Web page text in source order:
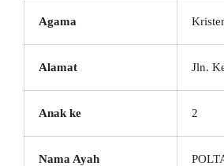
Agama
Alamat Jln.
Anak ke 2
Nama Ayah